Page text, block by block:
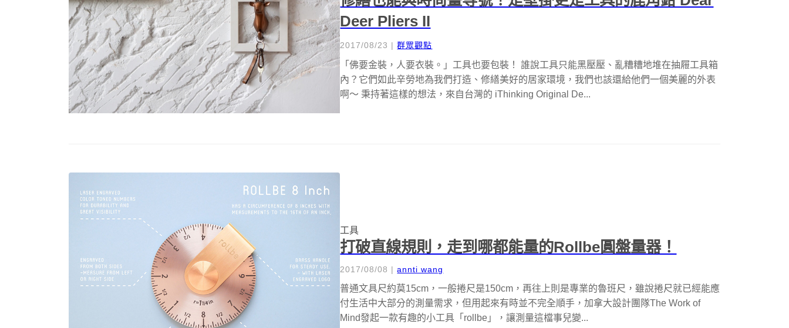
Deer Pliers II
2017/08/23 |群眾觀點
「佛要金裝，人要衣裝。」工具也要包裝！ 誰說工具只能黑壓壓、亂糟糟地堆在抽屜工具箱
內？它們如此辛勞地為我們打造、修繕美好的居家環境，我們也該還給他們一個美麗的外表
啊～ 秉持著這樣的想法，來自台灣的 iThinking Original De...
工具
打破直線規則，走到哪都能量的Rollbe圓盤量器！
2017/08/08 |annti wang
普通文具尺約莫15cm，一般捲尺是150cm，再往上則是專業的魯班尺，雖說捲尺就已經能應
付生活中大部分的測量需求，但用起來有時並不完全順手，加拿大設計團隊The Work of
Mind發起一款有趣的小工具「rollbe」，讓測量這檔事兒變...